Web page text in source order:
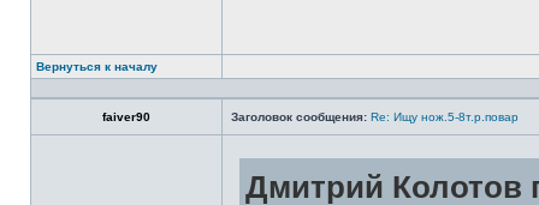
Вернуться к началу
faiver90 Заголовок сообщения: Re: Ищу нож.5-8т.р.повар
Дмитрий Колотов